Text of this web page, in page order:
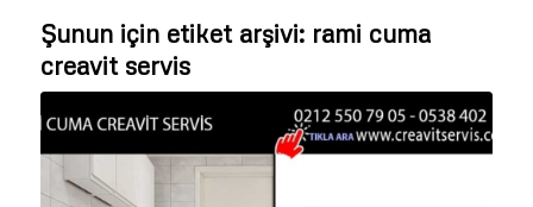
Şunun için etiket arşivi: rami cuma
creavit servis